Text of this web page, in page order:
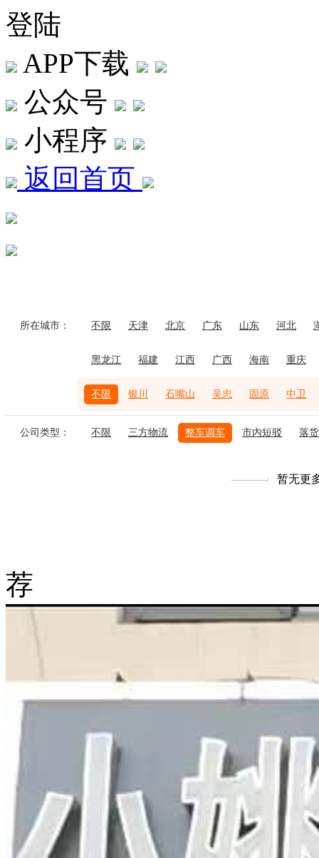
登陆
APP下载
公众号
小程序
返回首页
所在城市： 不限 天津 北京 广东 山东 河北
黑龙江 福建 江西 广西 海南 重庆
不限 银川 石嘴山 吴忠 固原 中卫
公司类型： 不限 三方物流 整车调车 市内短驳 落
暂无更
荐